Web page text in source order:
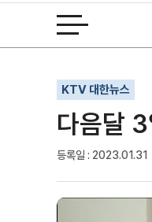
전체메뉴 열기
KTV 대한뉴스
다음달 3
등록일 : 2023.01.31
기사인쇄
글자확대
글자축소